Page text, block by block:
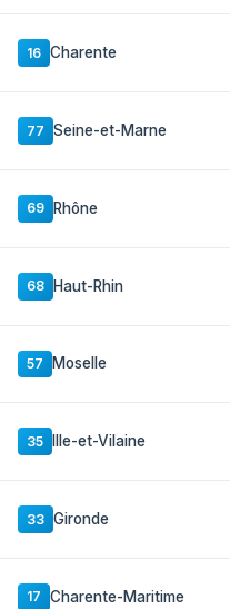
16 Charente
77 Seine-et-Marne
69 Rhône
68 Haut-Rhin
57 Moselle
35 Ille-et-Vilaine
33 Gironde
17 Charente-Maritime